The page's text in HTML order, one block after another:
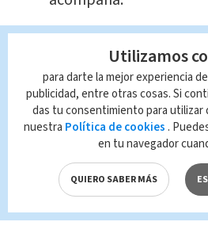
Te Recomendamos:
David Bisbal lanza
canción titulada
Llegan al país
Panamá
Padres de Marco
guitarras a
Rafael Caro
detenido este 15
Utilizamos
para darte la mejor experiencia
publicidad, entre otras cosas. Si
das tu consentimiento para utilizar
nuestra Política de cookies .
en tu navegador
QUIERO SABER MÁS